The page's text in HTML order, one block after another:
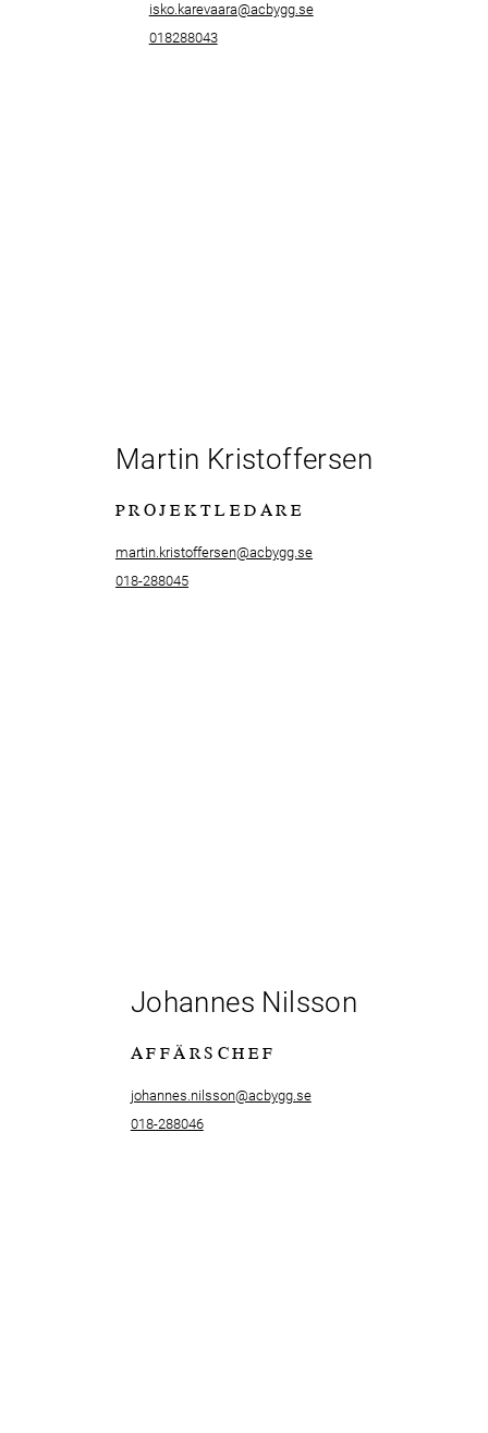
isko.karevaara@acbygg.se
018288043
Martin Kristoffersen
PROJEKTLEDARE
martin.kristoffersen@acbygg.se
018-288045
Johannes Nilsson
AFFÄRSCHEF
johannes.nilsson@acbygg.se
018-288046